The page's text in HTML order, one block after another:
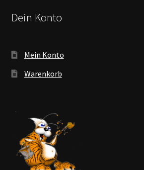
Dein Konto
Mein Konto
Warenkorb